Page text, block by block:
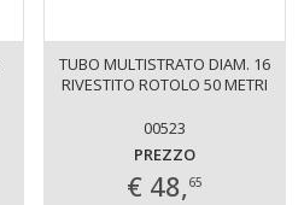
TUBO MULTISTRATO DIAM. 16
RIVESTITO ROTOLO 50 METRI
00523
PREZZO
€ 48,65